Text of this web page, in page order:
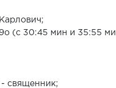
(с 30:45 мин и 35:55
- священник;